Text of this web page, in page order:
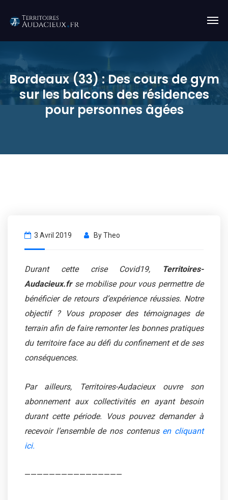
Bordeaux (33) : Des cours de gym
sur les balcons des résidences
pour personnes âgées
3 Avril 2019 ByTheo
Durant cette crise Covid19,
Territoires-
Audacieux.frse mobilise pour vous permettre de
bénéficier de retours d’expérience réussies. Notre
objectif ? Vous proposer des témoignages de
terrain afin de faire remonter les bonnes pratiques
du territoire face au défi du confinement et de ses
conséquences.
Par ailleurs, Territoires-Audacieux ouvre son
abonnement aux collectivités en ayant besoin
durant cette période. Vous pouvez demander à
recevoir l’ensemble de nos contenus en cliquant
ici.
————————————————